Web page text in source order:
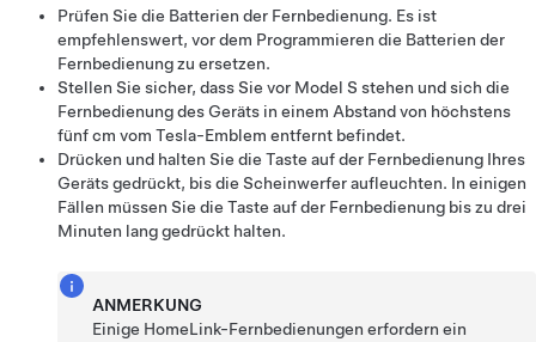
Prüfen Sie die Batterien der Fernbedienung. Es ist
empfehlenswert, vor dem Programmieren die Batterien der
Fernbedienung zu ersetzen.
Stellen Sie sicher, dass Sie vor Model S stehen und sich die
Fernbedienung des Geräts in einem Abstand von höchstens
fünf cm vom Tesla-Emblem entfernt befindet.
Drücken und halten Sie die Taste auf der Fernbedienung Ihres
Geräts gedrückt, bis die Scheinwerfer aufleuchten. In einigen
Fällen müssen Sie die Taste auf der Fernbedienung bis zu drei
Minuten lang gedrückt halten.
ANMERKUNG
Einige HomeLink-Fernbedienungen erfordern ein